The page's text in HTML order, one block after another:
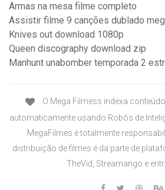
Armas na mesa filme completo
Assistir filme 9 canções dublado
Knives out download 1080p
Queen discography download zip
Manhunt unabomber temporada 2
O Mega Filmess indexa
automaticamente usando Robôs de
MegaFilmes é totalmente
distribuição de filmes é da parte de
TheVid, Streamango e